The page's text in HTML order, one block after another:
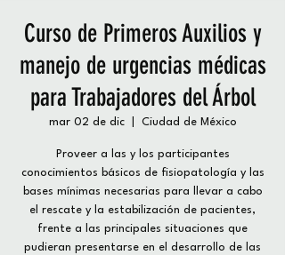
Curso de Primeros Auxilios y
manejo de urgencias médicas
para Trabajadores del Árbol
mar 02 de dic
  |
Ciudad de México
Proveer a las y los participantes
conocimientos básicos de fisiopatología y las
bases mínimas necesarias para llevar a cabo
el rescate y la estabilización de pacientes,
frente a las principales situaciones que
pudieran presentarse en el desarrollo de las